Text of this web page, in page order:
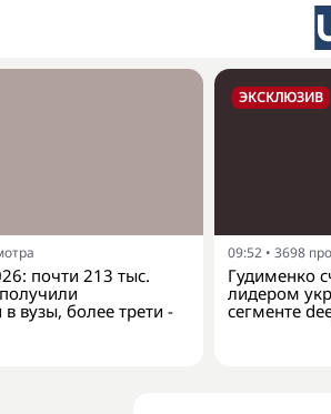
почти 213 тыс.
вузы, более трети -
ЭКСКЛЮЗИВ
09:52 • 3698
Гудименко
лидером
сегменте